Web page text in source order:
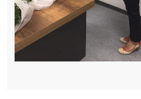
Başladı
Yükseköğretim Kalite Kurulu Öğrenci
Başvuru Çağrısı